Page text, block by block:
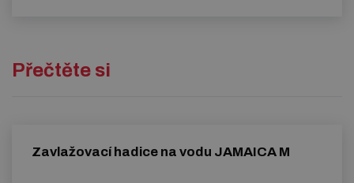
Přečtěte si
Zavlažovací hadice na vodu JAMAICA M